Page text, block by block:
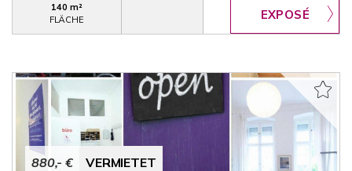
140 m²
FLÄCHE
880,- € VERMIETET